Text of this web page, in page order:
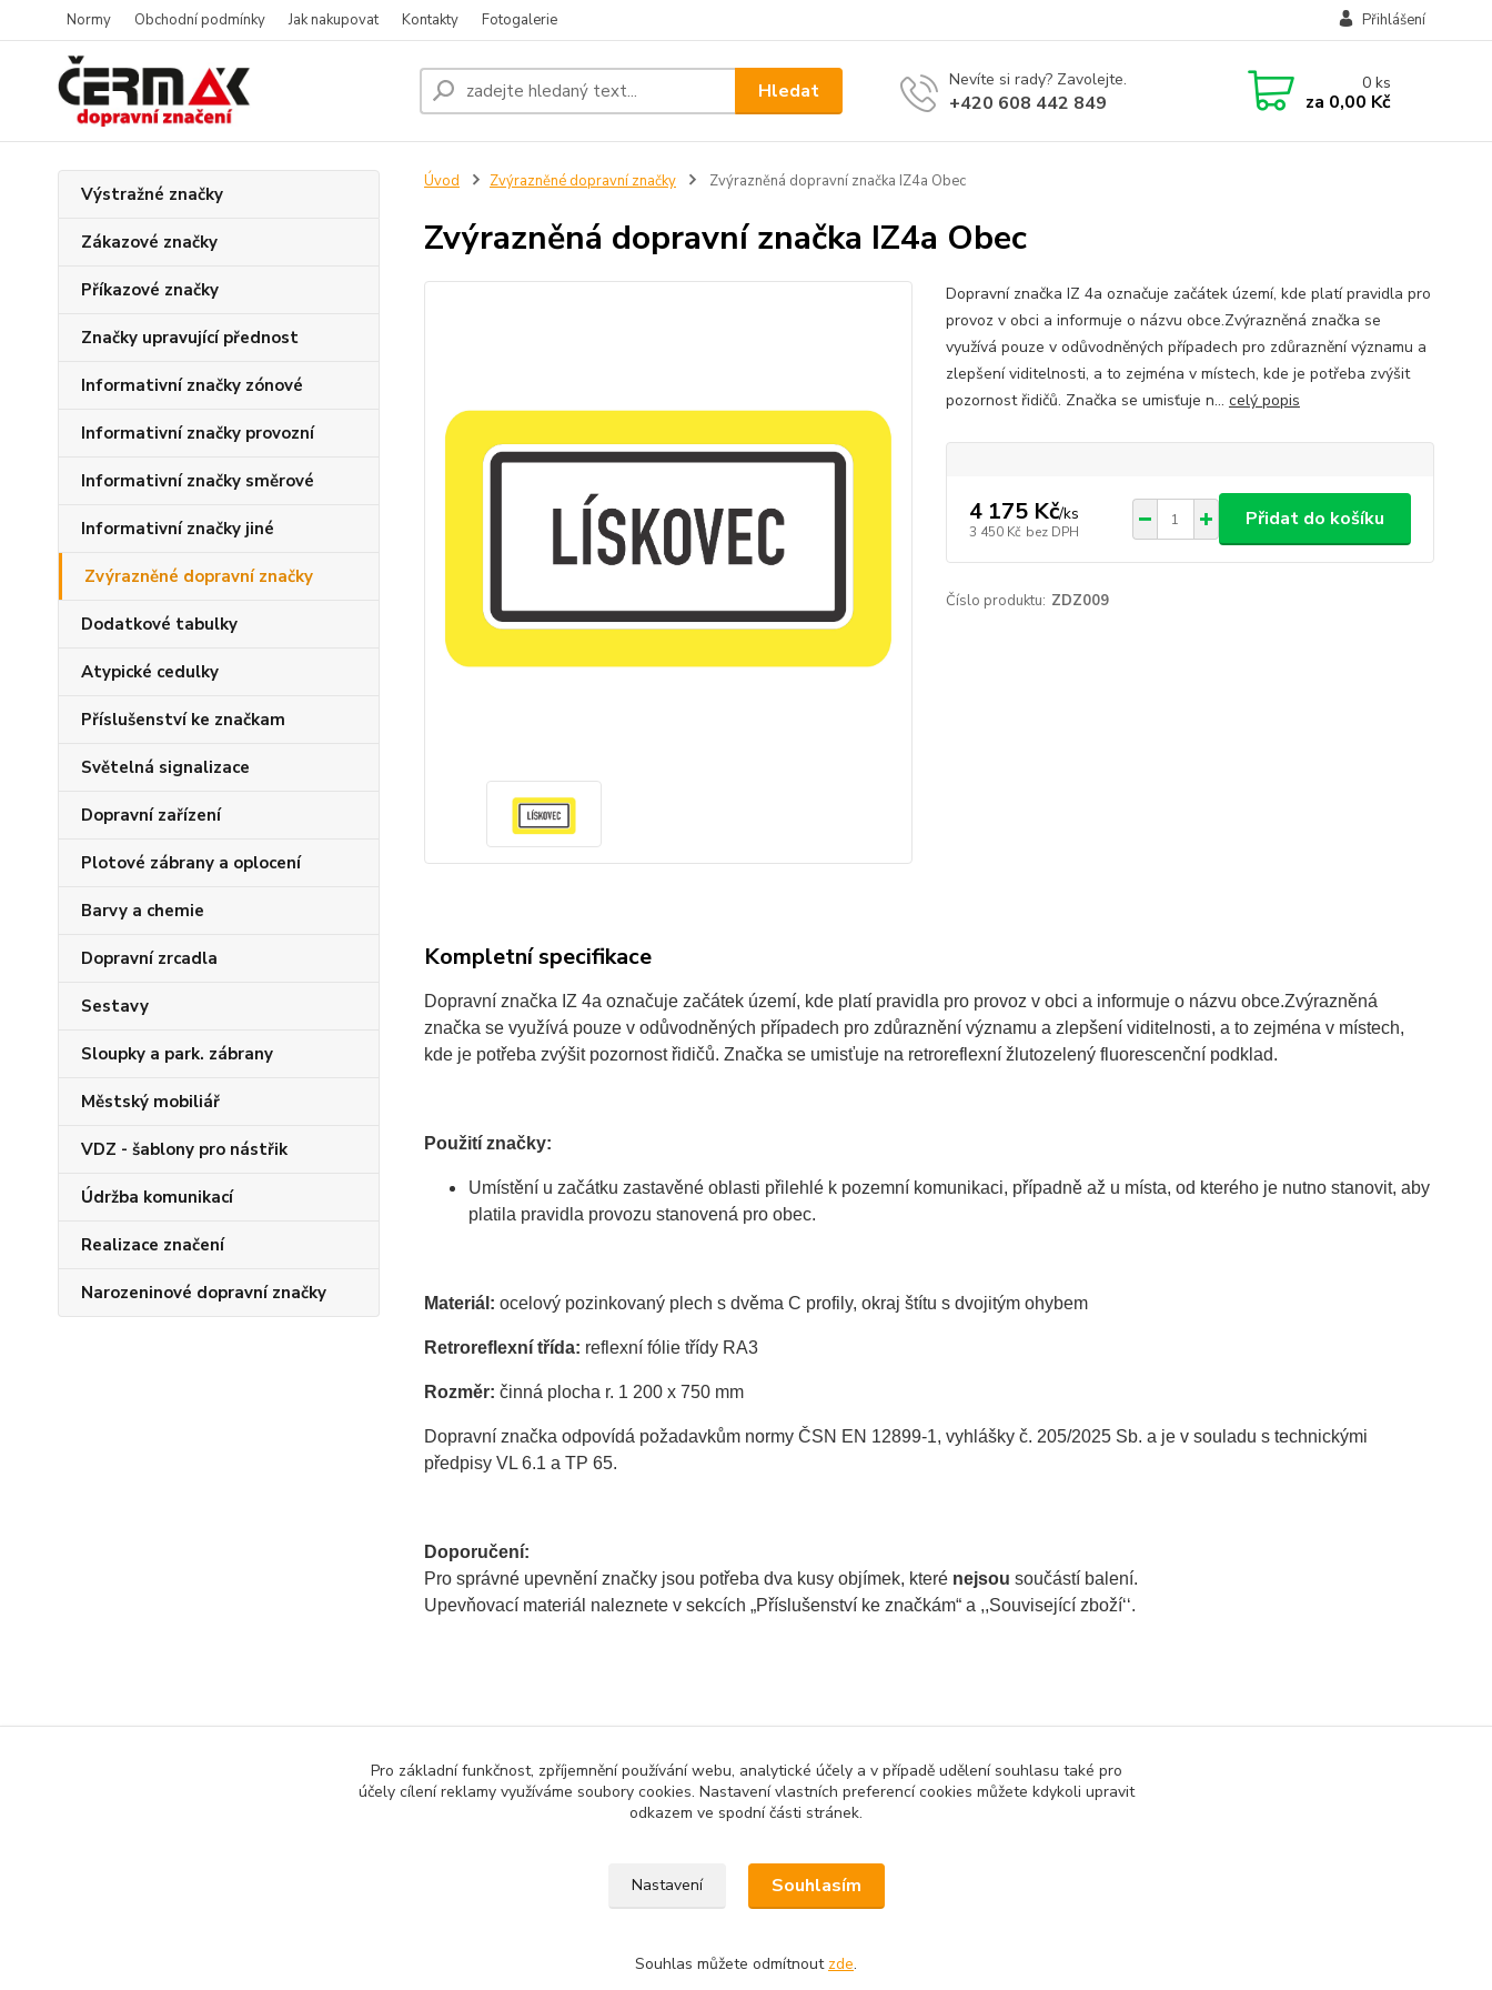
Normy Obchodní podmínky Jak nakupovat Kontakty Fotogalerie Přihlášení
Hledat Nevíte si rady? Zavolejte.
+420 608 442 849
0ks
za 0,00 Kč
Výstražné značky
Zákazové značky
Příkazové značky
Značky upravující přednost
Informativní značky zónové
Informativní značky provozní
Informativní značky směrové
Informativní značky jiné
Zvýrazněné dopravní značky
Dodatkové tabulky
Atypické cedulky
Příslušenství ke značkam
Světelná signalizace
Dopravní zařízení
Plotové zábrany a oplocení
Barvy a chemie
Dopravní zrcadla
Sestavy
Sloupky a park. zábrany
Městský mobiliář
VDZ - šablony pro nástřik
Údržba komunikací
Realizace značení
Narozeninové dopravní značky
Úvod Zvýrazněné dopravní značky Zvýrazněná dopravní značka IZ4a Obec
Zvýrazněná dopravní značka IZ4a Obec
Dopravní značka IZ 4a označuje začátek území, kde platí pravidla pro
provoz v obci a informuje o názvu obce.Zvýrazněná značka se
využívá pouze v odůvodněných případech pro zdůraznění významu a
zlepšení viditelnosti, a to zejména v místech, kde je potřeba zvýšit
pozornost řidičů. Značka se umisťuje n... celý popis
4 175 Kč/ks
3 450 Kč bez DPH
Přidat do košíku
Číslo produktu: ZDZ009
Kompletní specifikace
Dopravní značka IZ 4a označuje začátek území, kde platí pravidla pro provoz v obci a informuje o názvu obce.Zvýrazněná
značka se využívá pouze v odůvodněných případech pro zdůraznění významu a zlepšení viditelnosti, a to zejména v místech,
kde je potřeba zvýšit pozornost řidičů. Značka se umisťuje na retroreflexní žlutozelený fluorescenční podklad.
Použití značky:
Umístění u začátku zastavěné oblasti přilehlé k pozemní komunikaci, případně až u místa, od kterého je nutno stanovit, aby
platila pravidla provozu stanovená pro obec.
Materiál: ocelový pozinkovaný plech s dvěma C profily, okraj štítu s dvojitým ohybem
Retroreflexní třída: reflexní fólie třídy RA3
Rozměr: činná plocha r. 1 200 x 750 mm
Dopravní značka odpovídá požadavkům normy ČSN EN 12899-1, vyhlášky č. 205/2025 Sb. a je v souladu s technickými
předpisy VL 6.1 a TP 65.
Doporučení:
Pro správné upevnění značky jsou potřeba dva kusy objímek, které nejsou součástí balení.
Upevňovací materiál naleznete v sekcích „Příslušenství ke značkám“ a ,,Související zboží‘‘.
Zvýrazněné dopravní
Pro základní funkčnost, zpříjemnění používání webu, analytické účely a v případě udělení souhlasu také pro
účely cílení reklamy využíváme soubory cookies. Nastavení vlastních preferencí cookies můžete kdykoli upravit
odkazem ve spodní části stránek.
Nastavení Souhlasím
Souhlas můžete odmítnout zde.